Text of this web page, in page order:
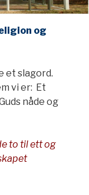
og
et slagord.
vi er: Et
nåde og
to til ett og